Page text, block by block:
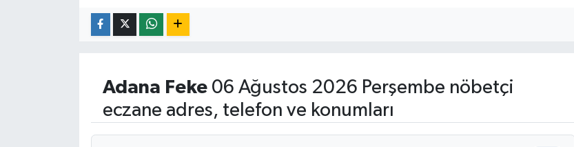
Adana Feke06 Ağustos 2026 Perşembe nöbetçi
eczane adres, telefon ve konumları